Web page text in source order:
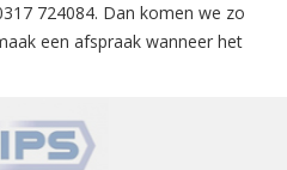
724084. Dan komen we zo
een afspraak wanneer het